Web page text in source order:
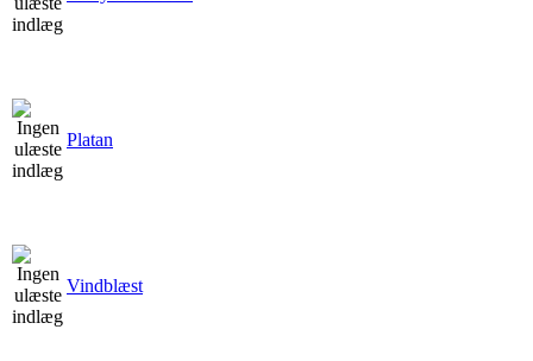
Platan
Vindblæst